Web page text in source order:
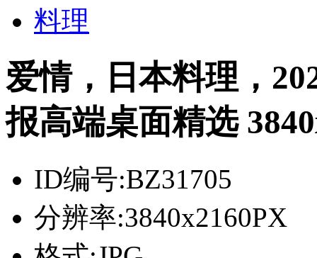
料理
爱情，日本料理，
报高端桌面精选
ID编号:BZ31705
分辨率:3840x2160PX